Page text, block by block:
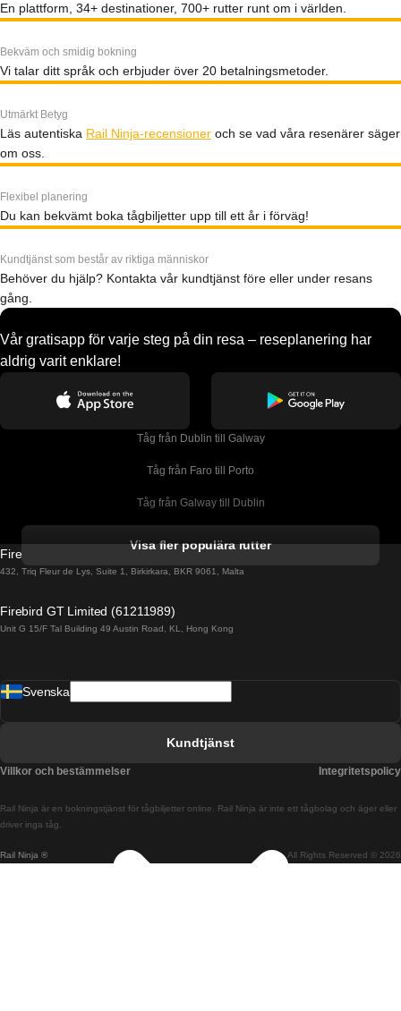
En plattform, 34+ destinationer, 700+ rutter runt om i världen.
Bekväm och smidig bokning
Vi talar ditt språk och erbjuder över 20 betalningsmetoder.
Utmärkt Betyg
Läs autentiska Rail Ninja-recensioner och se vad våra resenärer säger
om oss.
Flexibel planering
Du kan bekvämt boka tågbiljetter upp till ett år i förväg!
Kundtjänst som består av riktiga människor
Behöver du hjälp? Kontakta vår kundtjänst före eller under resans
gång.
Vår gratisapp för varje steg på din resa – reseplanering har
aldrig varit enklare!
Tåg från Dublin till Galway
Tåg från Faro till Porto
Tåg från Galway till Dublin
Tåg från Porto till Faro
Tåg från Barcelona till Madrid
Tåg från Budapest till Bratislava
Visa fler populära rutter
Firebird GT Limited (OC 1451)
432, Triq Fleur de Lys, Suite 1, Birkirkara, BKR 9061, Malta
Firebird GT Limited (61211989)
Unit G 15/F Tal Building 49 Austin Road, KL, Hong Kong
Rail Ninja ® All Rights Reserved © 2026
Rail Ninja är en bokningstjänst för tågbiljetter online. Rail Ninja är inte ett tågbolag och äger eller
driver inga tåg.
Svenska
Kundtjänst
Villkor och bestämmelser Integritetspolicy